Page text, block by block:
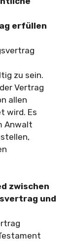
erfüllen
zu sein.
Vertrag
allen
wird. Es
Anwalt
zwischen
und